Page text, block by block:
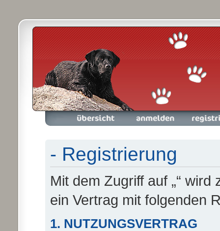
Foren-Übersicht Anmelden Registrieren
- Registrierung
Mit dem Zugriff auf „“
ein Vertrag mit folgenden
1. NUTZUNGSVERTRAG